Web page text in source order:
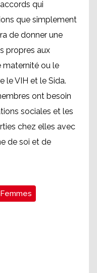
qui
que simplement
de donner une
propres aux
ou le
le VIH et le Sida.
ont besoin
sociales et les
chez elles avec
de soi et de
Femmes